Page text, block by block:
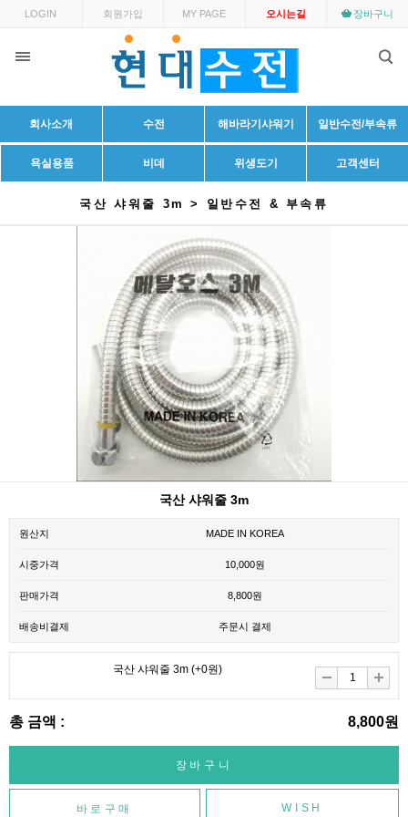
LOGIN 회원가입 MY PAGE 오시는길 장바구니
회사소개 수전 해바라기샤워기 일반수전/부속류
욕실용품 비데 위생도기 고객센터
국산 샤워줄 3m > 일반수전 & 부속류
국산 샤워줄 3m
원산지 MADE IN KOREA
시중가격 10,000원
판매가격 8,800원
배송비결제 주문시 결제
국산 샤워줄 3m (+0원)
총 금액 : 8,800원
WISH